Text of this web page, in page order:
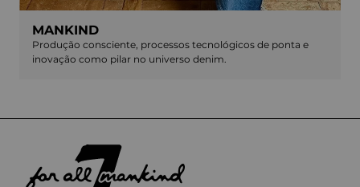
MANKIND
Produção consciente, processos tecnológicos de ponta e
inovação como pilar no universo denim.